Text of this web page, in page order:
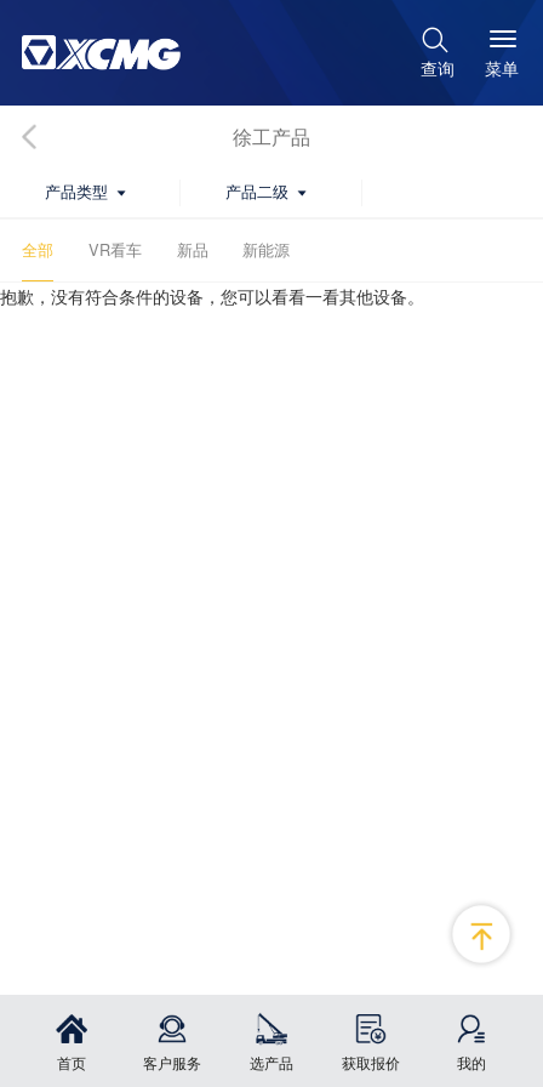

查询 菜单
首页 客户服务 选产品 获取报价 我的
徐工产品
产品类型  产品二级 
全部 VR看车 新品 新能源
抱歉，没有符合条件的设备，您可以看看一看其他设备。